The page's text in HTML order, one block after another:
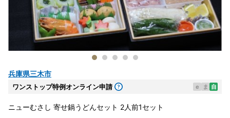
兵庫県三木市
ワンストップ特例オンライン申請 e ま 自
ニューむさし 寄せ鍋うどんセット 2人前1セット